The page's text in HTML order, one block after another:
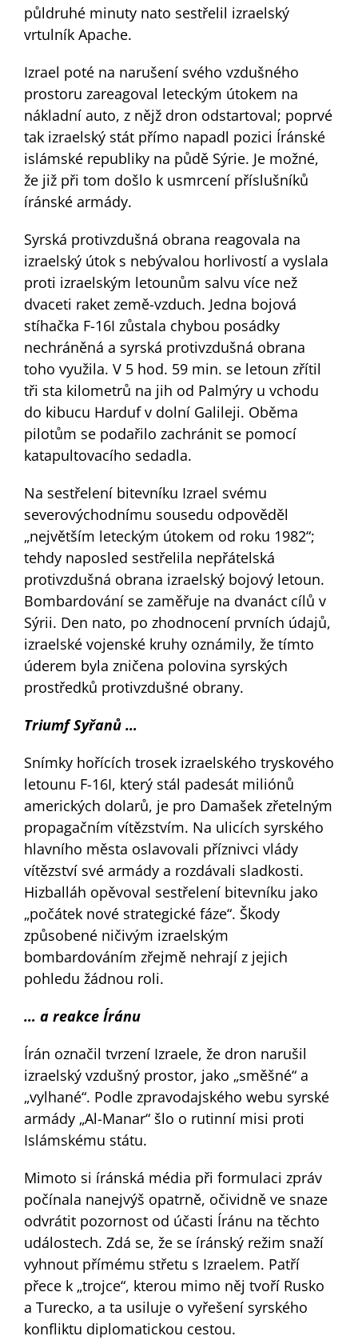
půldruhé minuty nato sestřelil izraelský
vrtulník Apache.
Izrael poté na narušení svého vzdušného
prostoru zareagoval leteckým útokem na
nákladní auto, z nějž dron odstartoval; poprvé
tak izraelský stát přímo napadl pozici Íránské
islámské republiky na půdě Sýrie. Je možné,
že již při tom došlo k usmrcení příslušníků
íránské armády.
Syrská protivzdušná obrana reagovala na
izraelský útok s nebývalou horlivostí a vyslala
proti izraelským letounům salvu více než
dvaceti raket země-vzduch. Jedna bojová
stíhačka F-16I zůstala chybou posádky
nechráněná a syrská protivzdušná obrana
toho využila. V 5 hod. 59 min. se letoun zřítil
tři sta kilometrů na jih od Palmýry u vchodu
do kibucu Harduf v dolní Galileji. Oběma
pilotům se podařilo zachránit se pomocí
katapultovacího sedadla.
Na sestřelení bitevníku Izrael svému
severovýchodnímu sousedu odpověděl
„největším leteckým útokem od roku 1982“;
tehdy naposled sestřelila nepřátelská
protivzdušná obrana izraelský bojový letoun.
Bombardování se zaměřuje na dvanáct cílů v
Sýrii. Den nato, po zhodnocení prvních údajů,
izraelské vojenské kruhy oznámily, že tímto
úderem byla zničena polovina syrských
prostředků protivzdušné obrany.
Triumf Syřanů …
Snímky hořících trosek izraelského tryskového
letounu F-16I, který stál padesát miliónů
amerických dolarů, je pro Damašek zřetelným
propagačním vítězstvím. Na ulicích syrského
hlavního města oslavovali příznivci vlády
vítězství své armády a rozdávali sladkosti.
Hizballáh opěvoval sestřelení bitevníku jako
„počátek nové strategické fáze“. Škody
způsobené ničivým izraelským
bombardováním zřejmě nehrají z jejich
pohledu žádnou roli.
… a reakce Íránu
Írán označil tvrzení Izraele, že dron narušil
izraelský vzdušný prostor, jako „směšné“ a
„vylhané“. Podle zpravodajského webu syrské
armády „Al-Manar“ šlo o rutinní misi proti
Islámskému státu.
Mimoto si íránská média při formulaci zpráv
počínala nanejvýš opatrně, očividně ve snaze
odvrátit pozornost od účasti Íránu na těchto
událostech. Zdá se, že se íránský režim snaží
vyhnout přímému střetu s Izraelem. Patří
přece k „trojce“, kterou mimo něj tvoří Rusko
a Turecko, a ta usiluje o vyřešení syrského
konfliktu diplomatickou cestou.